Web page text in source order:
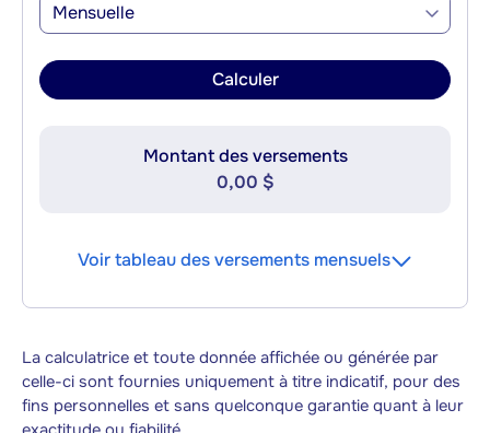
Mensuelle
Calculer
Montant des versements
0,00 $
Voir tableau des versements mensuels
La calculatrice et toute donnée affichée ou générée par
celle-ci sont fournies uniquement à titre indicatif, pour des
fins personnelles et sans quelconque garantie quant à leur